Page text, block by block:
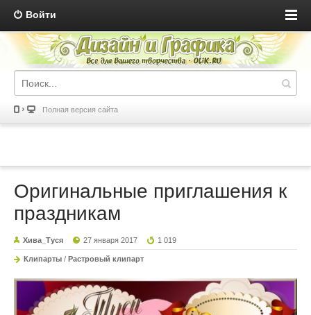
Войти
Полная версия сайта
Оригинальные приглашения к
праздникам
Хива_Туся 27 января 2017 1 019
Клипарты / Растровый клипарт